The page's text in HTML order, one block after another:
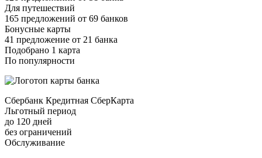
Для путешествий
165 предложений от 69 банков
Бонусные карты
41 предложение от 21 банка
Подобрано 1 карта
По популярности
Сбербанк Кредитная СберКарта
Льготный период
до 120 дней
без ограничений
Обслуживание